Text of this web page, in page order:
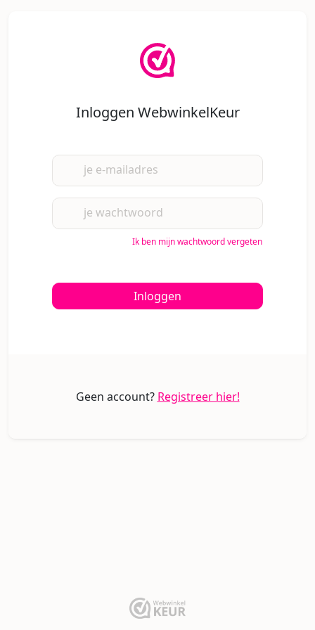
Inloggen WebwinkelKeur
je e-mailadres
je wachtwoord
Ik ben mijn wachtwoord vergeten
Inloggen
Geen account? Registreer hier!